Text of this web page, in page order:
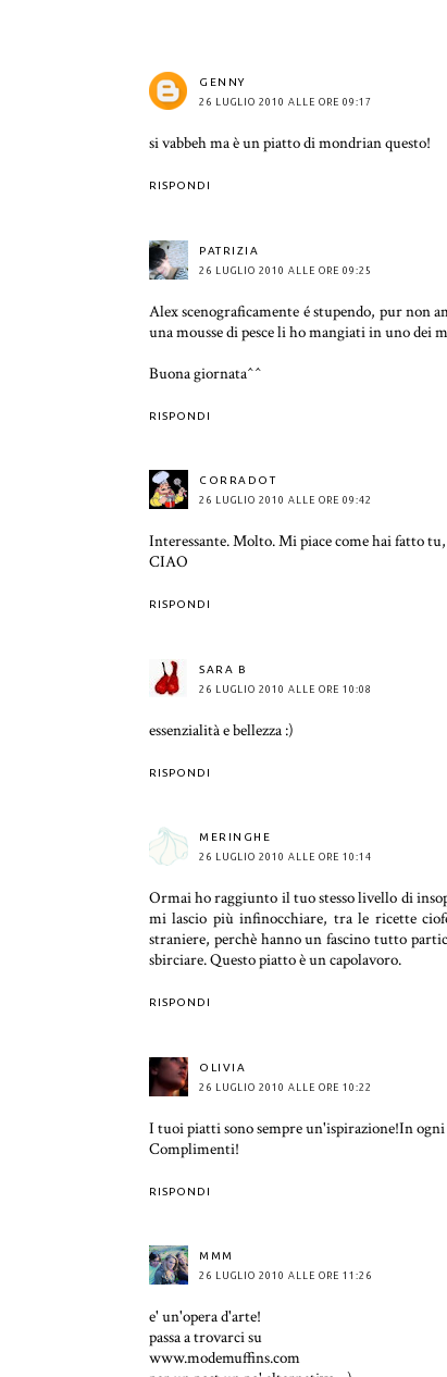
GENNY
26 LUGLIO 2010 ALLE ORE 09:17
si vabbeh ma è un piatto di mondrian questo!
RISPONDI
PATRIZIA
26 LUGLIO 2010 ALLE ORE 09:25
Alex scenograficamente é stupendo, pur non
una mousse di pesce li ho mangiati in uno
Buona giornata^^
RISPONDI
CORRADOT
26 LUGLIO 2010 ALLE ORE 09:42
Interessante. Molto. Mi piace come hai fatto
CIAO
RISPONDI
SARA B
26 LUGLIO 2010 ALLE ORE 10:08
essenzialità e bellezza :)
RISPONDI
MERINGHE
26 LUGLIO 2010 ALLE ORE 10:14
Ormai ho raggiunto il tuo stesso livello di
mi lascio più infinocchiare, tra le ricette
straniere, perchè hanno un fascino tutto
sbirciare. Questo piatto è un capolavoro.
RISPONDI
OLIVIA
26 LUGLIO 2010 ALLE ORE 10:22
I tuoi piatti sono sempre un'ispirazione!In
Complimenti!
RISPONDI
MMM
26 LUGLIO 2010 ALLE ORE 11:26
e' un'opera d'arte!
passa a trovarci su
www.modemuffins.com